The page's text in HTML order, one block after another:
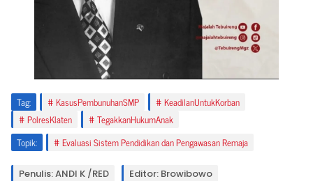
Tag: KasusPembunuhanSMP
KeadilanUntukKorban
PolresKlaten
TegakkanHukumAnak
Topik:
Evaluasi Sistem Pendidikan dan Pengawasan Remaja
Penulis: ANDI K /RED Editor: Browibowo